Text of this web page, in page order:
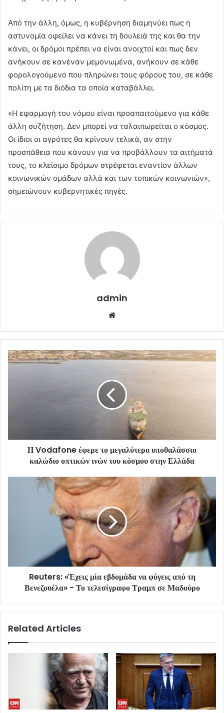
Από την άλλη, όμως, η κυβέρνηση διαμηνύει πως η
αστυνομία οφείλει να κάνει τη δουλειά της και θα την
κάνει, οι δρόμοι πρέπει να είναι ανοιχτοί και πως δεν
ανήκουν σε κανέναν μεμονωμένα, ανήκουν σε κάθε
φορολογούμενο που πληρώνει τους φόρους του, σε κάθε
πολίτη με τα διόδια τα οποία καταβάλλει.
«Η εφαρμογή του νόμου είναι προαπαιτούμενο για κάθε
άλλη συζήτηση. Δεν μπορεί να ταλαιπωρείται ο κόσμος.
Οι ίδιοι οι αγρότες θα κρίνουν τελικά, αν στην
προσπάθεια που κάνουν για να προβάλλουν τα αιτήματά
τους, το κλείσιμο δρόμων στρέφεται εναντίον άλλων
κοινωνικών ομάδων αλλά και των τοπικών κοινωνιών»,
σημειώνουν κυβερνητικές πηγές.
admin
Η Vodafone έφερε το μεγαλύτερο υποθαλάσσιο
καλώδιο οπτικών ινών του κόσμου στην Ελλάδα
Reuters: «Έχεις μία εβδομάδα να φύγεις από τη
Βενεζουέλα» - Το τελεσίγραφο Τραμπ σε Μαδούρο
Related Articles